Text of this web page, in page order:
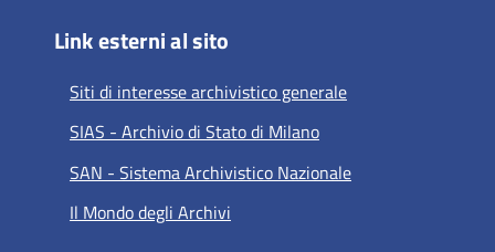
Link esterni al sito
Siti di interesse archivistico generale
SIAS - Archivio di Stato di Milano
SAN - Sistema Archivistico Nazionale
Il Mondo degli Archivi